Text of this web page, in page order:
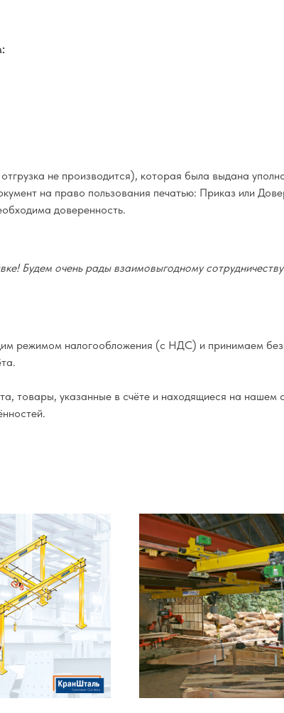
не производится), которая была выдана
на право пользования печатью: Приказ или
доверенность.
Будем очень рады взаимовыгодному
режимом налогообложения (с НДС) и принимаем
товары, указанные в счёте и находящиеся на нашем